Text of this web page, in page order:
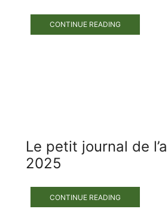
CONTINUE READING
Le petit journal de
2025
CONTINUE READING